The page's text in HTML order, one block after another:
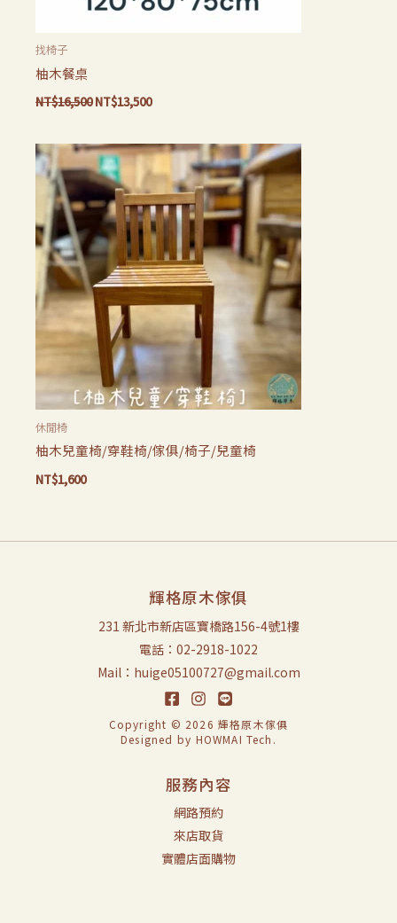
找椅子
柚木餐桌
NT$16,500 NT$13,500
休閒椅
柚木兒童椅/穿鞋椅/傢俱/椅子/兒童椅
NT$1,600
輝格原木傢俱
231 新北市新店區寶橋路156-4號1樓
電話：02-2918-1022
Mail：huige05100727@gmail.com
Copyright © 2026 輝格原木傢俱
Designed by HOWMAI Tech .
服務內容
網路預約
來店取貨
實體店面購物